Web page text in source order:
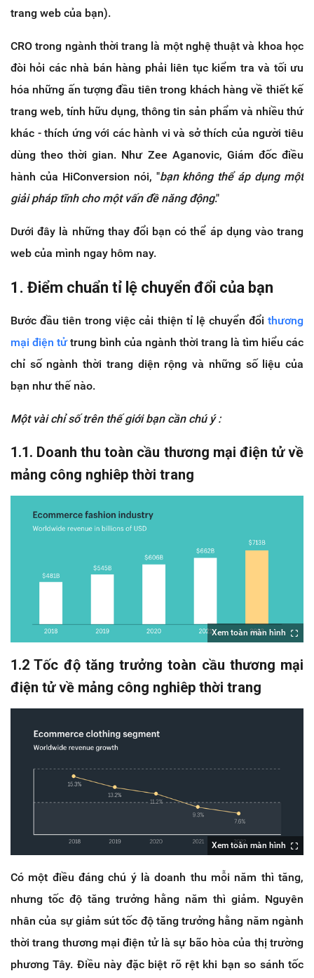
trang web của bạn).
CRO trong ngành thời trang là một nghệ thuật và khoa học
đòi hỏi các nhà bán hàng phải liên tục kiểm tra và tối ưu
hóa những ấn tượng đầu tiên trong khách hàng về thiết kế
trang web, tính hữu dụng, thông tin sản phẩm và nhiều thứ
khác - thích ứng với các hành vi và sở thích của người tiêu
dùng theo thời gian. Như Zee Aganovic, Giám đốc điều
hành của HiConversion nói, "bạn không thể áp dụng một
giải pháp tĩnh cho một vấn đề năng động."
Dưới đây là những thay đổi bạn có thể áp dụng vào trang
web của mình ngay hôm nay.
1. Điểm chuẩn tỉ lệ chuyển đổi của bạn
Bước đầu tiên trong việc cải thiện tỉ lệ chuyển đổi thương
mại điện tửtrung bình của ngành thời trang là tìm hiểu các
chỉ số ngành thời trang diện rộng và những số liệu của
bạn như thế nào.
Một vài chỉ số trên thế giới bạn cần chú ý :
1.1. Doanh thu toàn cầu thương mại điện tử về
mảng công nghiêp thời trang
Xem toàn màn hình
1.2 Tốc độ tăng trưởng toàn cầu thương mại
điện tử về mảng công nghiêp thời trang
Xem toàn màn hình
Có một điều đáng chú ý là doanh thu mỗi năm thì tăng,
nhưng tốc độ tăng trưởng hằng năm thì giảm. Nguyên
nhân của sự giảm sút tốc độ tăng trưởng hằng năm ngành
thời trang thương mại điện tử là sự bão hòa của thị trường
phương Tây. Điều này đặc biệt rõ rệt khi bạn so sánh tốc